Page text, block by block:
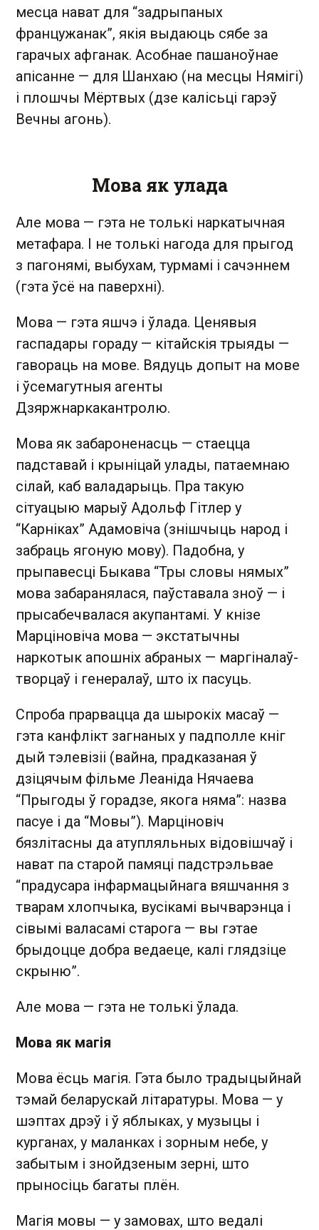
месца нават для “задрыпаных
францужанак”, якія выдаюць сябе за
гарачых афганак. Асобнае пашаноўнае
апісанне — для Шанхаю (на месцы Нямігі)
і плошчы Мёртвых (дзе калісьці гарэў
Вечны агонь).
Мова як улада
Але мова — гэта не толькі наркатычная
метафара. І не толькі нагода для прыгод
з пагонямі, выбухам, турмамі і сачэннем
(гэта ўсё на паверхні).
Мова — гэта яшчэ і ўлада. Ценявыя
гаспадары гораду — кітайскія трыяды —
гавораць на мове. Вядуць допыт на мове
і ўсемагутныя агенты
Дзяржнаркакантролю.
Мова як забароненасць — стаецца
падставай і крыніцай улады, патаемнаю
сілай, каб валадарыць. Пра такую
сітуацыю марыў Адольф Гітлер у
“Карніках” Адамовіча (знішчыць народ і
забраць ягоную мову). Падобна, у
прыпавесці Быкава “Тры словы нямых”
мова забаранялася, паўставала зноў — і
прысабечвалася акупантамі. У кнізе
Марціновіча мова — экстатычны
наркотык апошніх абраных — маргіналаў-
творцаў і генералаў, што іх пасуць.
Спроба прарвацца да шырокіх масаў —
гэта канфлікт загнаных у падполле кніг
дый тэлевізіі (вайна, прадказаная ў
дзіцячым фільме Леаніда Нячаева
“Прыгоды ў горадзе, якога няма”: назва
пасуе і да “Мовы”). Марціновіч
бязлітасны да атупляльных відовішчаў і
нават па старой памяці падстрэльвае
“прадусара інфармацыйнага вяшчання з
тварам хлопчыка, вусікамі вычварэнца і
сівымі валасамі старога — вы гэтае
брыдоцце добра ведаеце, калі глядзіце
скрыню”.
Але мова — гэта не толькі ўлада.
Мова як магія
Мова ёсць магія. Гэта было традыцыйнай
тэмай беларускай літаратуры. Мова — у
шэптах дрэў і ў яблыках, у музыцы і
курганах, у маланках і зорным небе, у
забытым і знойдзеным зерні, што
прыносіць багаты плён.
Магія мовы — у замовах, што ведалі